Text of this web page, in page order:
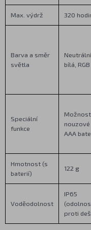
Max. výdrž 320
Barva a směr
světla
Neutrální
bílá, RGB
Speciální
funkce
Možnost
nouzové
AAA
Hmotnost (s
baterií)
122 g
Voděodolnost
IP65
proti